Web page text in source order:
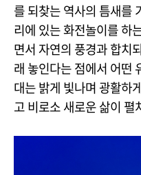
를 되찾는 역사의 틈새를
리에 있는 화전놀이를 하
면서 자연의 풍경과 합치
래 놓인다는 점에서 어떤
대는 밝게 빛나며 광활하
고 비로소 새로운 삶이 펼